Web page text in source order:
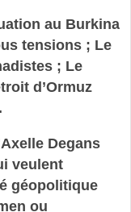
au Burkina
tensions ; Le
; Le
d’Ormuz
Degans
veulent
géopolitique
ou